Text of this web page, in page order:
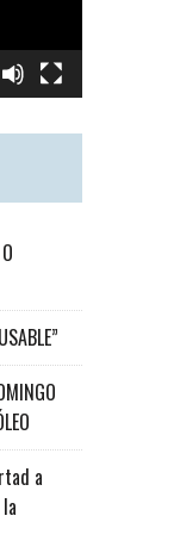
a